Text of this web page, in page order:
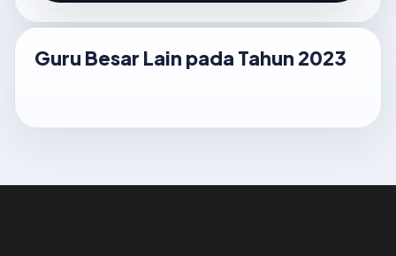
Guru Besar Lain pada Tahun 2023